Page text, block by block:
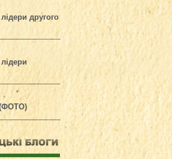
другого
(ФОТО)